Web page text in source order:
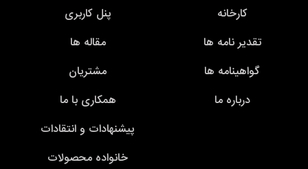
کارخانه
تقدیر نامه ها
گواهینامه ها
درباره ما
پنل کاربری
مقاله ها
مشتریان
همکاری با ما
پیشنهادات و انتقادات
خانواده محصولات